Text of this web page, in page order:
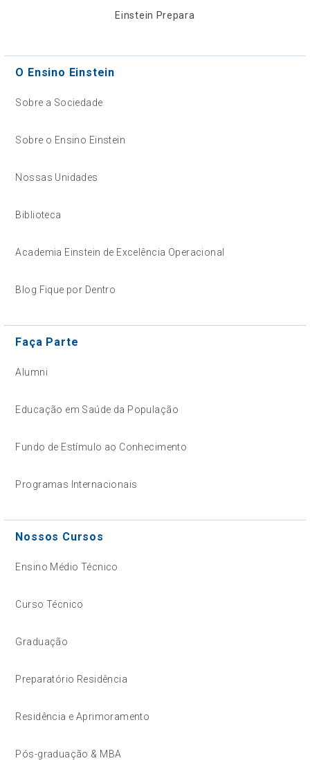
Einstein Prepara
O Ensino Einstein
Sobre a Sociedade
Sobre o Ensino Einstein
Nossas Unidades
Biblioteca
Academia Einstein de Excelência Operacional
Blog Fique por Dentro
Faça Parte
Alumni
Educação em Saúde da População
Fundo de Estímulo ao Conhecimento
Programas Internacionais
Nossos Cursos
Ensino Médio Técnico
Curso Técnico
Graduação
Preparatório Residência
Residência e Aprimoramento
Pós-graduação & MBA